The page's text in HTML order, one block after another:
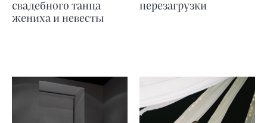
свадебного танца
жениха и невесты
перезагрузки